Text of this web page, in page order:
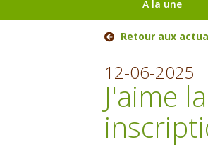
A la une
Retour aux
12-06-2025
J'aime